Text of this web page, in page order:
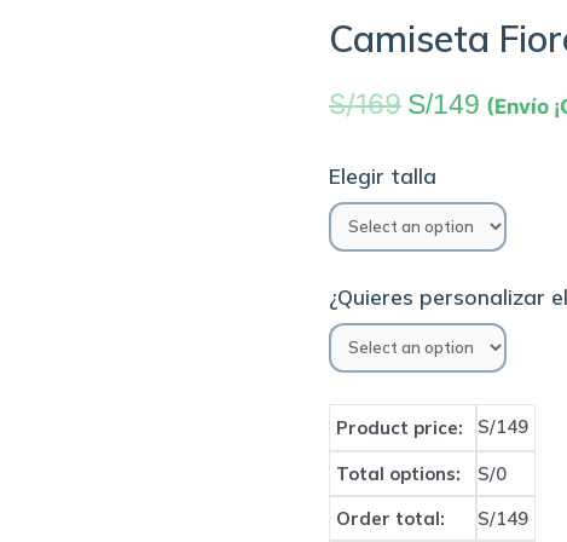
Camiseta
S/169 S/149 (Envío
Elegir talla
¿Quieres personalizar
Product price: S/149
Total options:
S/0
Order total:
S/149